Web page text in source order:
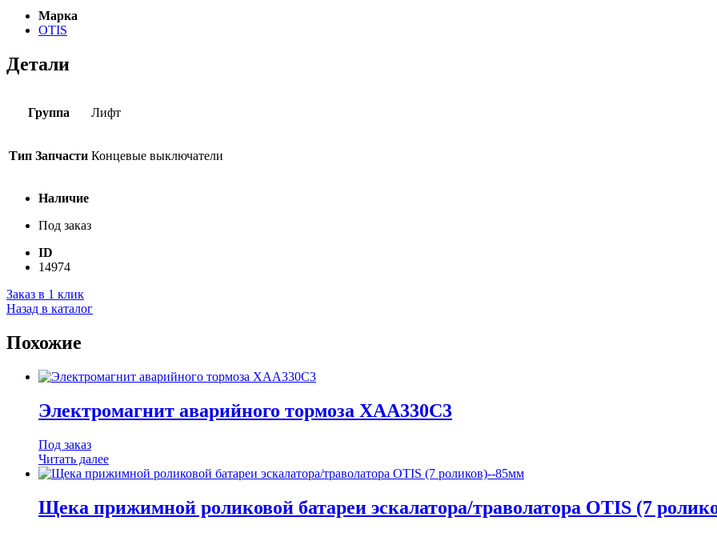
Марка
OTIS
Детали
Группа Лифт
Тип Запчасти Концевые выключатели
Наличие
Под заказ
ID
14974
Заказ в 1 клик
Назад в каталог
Похожие
Электромагнит аварийного тормоза XAA330C3
Под заказ
Читать далее
Щека прижимной роликовой батареи эскалатора/траволатора OTIS (7